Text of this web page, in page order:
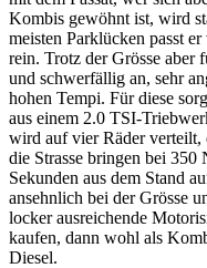
Kombis gewöhnt ist, wird
meisten Parklücken passt
rein. Trotz der Grösse aber
und schwerfällig an, sehr
hohen Tempi. Für diese
aus einem 2.0 TSI-
wird auf vier Räder verteilt,
die Strasse bringen bei
Sekunden aus dem Stand
ansehnlich bei der Grösse
locker ausreichende
kaufen, dann wohl als
Diesel.